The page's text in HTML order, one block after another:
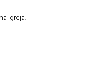
igreja.